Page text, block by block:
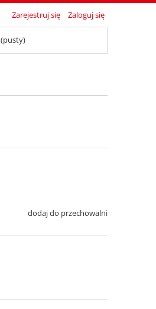
Zarejestruj się Zaloguj się
(pusty)
dodaj do przechowalni